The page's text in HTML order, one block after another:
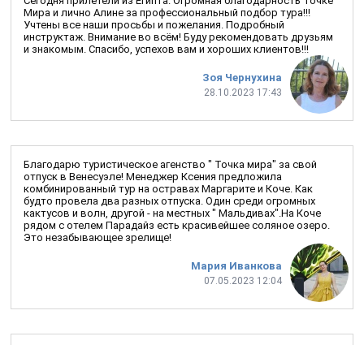
Зоя Чернухина
28.10.2023 17:43
Мира и лично Алине за профессиональный подбор тура!!!
Учтены все наши просьбы и пожелания. Подробный
инструктаж. Внимание во всём! Буду рекомендовать друзьям
и знакомым. Спасибо, успехов вам и хороших клиентов!!!
Мария Иванкова
07.05.2023 12:04
Благодарю туристическое агенство " Точка мира" за свой
отпуск в Венесуэле! Менеджер Ксения предложила
комбинированный тур на остравах Маргарите и Коче. Как
будто провела два разных отпуска. Один среди огромных
кактусов и волн, другой - на местных " Мальдивах".На Коче
рядом с отелем Парадайз есть красивейшее соляное озеро.
Это незабывающее зрелище!